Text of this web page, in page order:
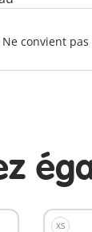
convient
XS